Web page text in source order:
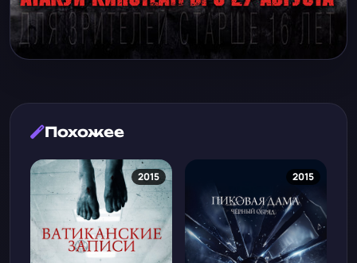
Похожее
2015 2015